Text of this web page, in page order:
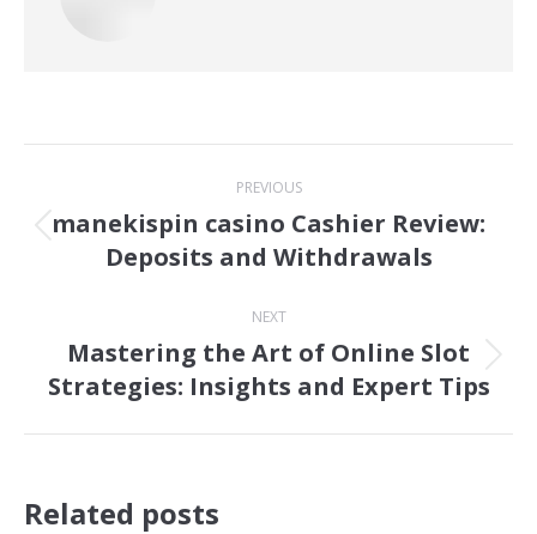
navigation
PREVIOUS
Previous
post:
manekispin casino Cashier Review:
Deposits and Withdrawals
NEXT
Next
post:
Mastering the Art of Online Slot
Strategies: Insights and Expert Tips
Related posts